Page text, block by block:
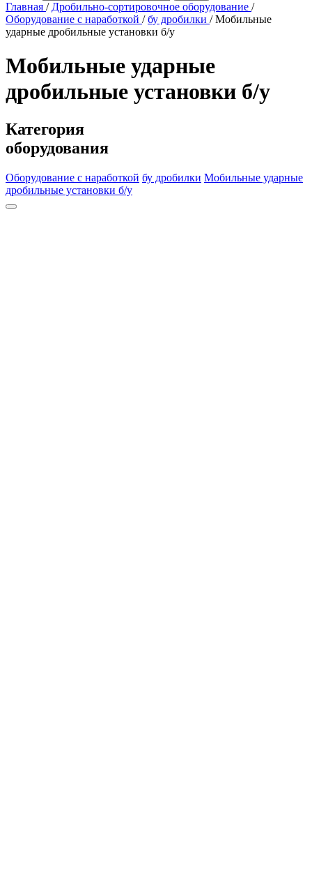
Главная / Дробильно-сортировочное оборудование /
Оборудование с наработкой /бу дробилки /Мобильные
ударные дробильные установки б/у
Мобильные ударные
дробильные установки б/у
Категория
оборудования
Оборудование с наработкой бу дробилки Мобильные ударные
дробильные установки б/у